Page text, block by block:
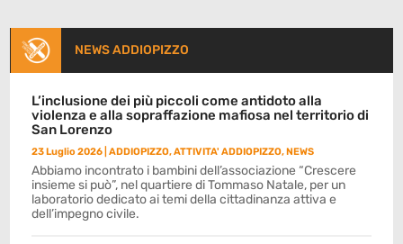
NEWS ADDIOPIZZO
L’inclusione dei più piccoli come antidoto alla
violenza e alla sopraffazione mafiosa nel territorio di
San Lorenzo
23 Luglio 2026 |ADDIOPIZZO,ATTIVITA' ADDIOPIZZO, NEWS
Abbiamo incontrato i bambini dell’associazione “Crescere
insieme si può”, nel quartiere di Tommaso Natale, per un
laboratorio dedicato ai temi della cittadinanza attiva e
dell’impegno civile.